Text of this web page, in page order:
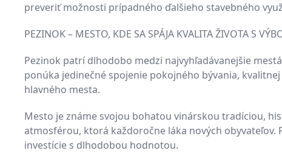
preveriť možnosti prípadného ďalšieho stavebného
PEZINOK – MESTO, KDE SA SPÁJA KVALITA ŽIVOTA S
Pezinok patrí dlhodobo medzi najvyhľadávanejšie
ponúka jedinečné spojenie pokojného bývania,
hlavného mesta.
Mesto je známe svojou bohatou vinárskou tradíciou,
atmosférou, ktorá každoročne láka nových
investície s dlhodobou hodnotou.